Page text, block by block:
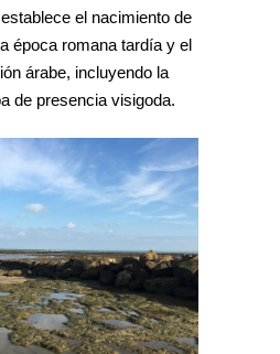
el nacimiento de
época romana tardía y el
árabe, incluyendo la
de presencia visigoda.